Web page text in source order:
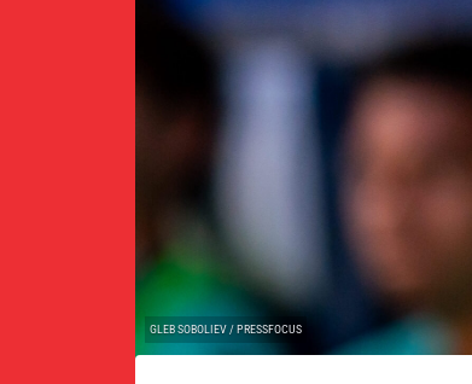
GLEB SOBOLIEV / PRESSFOCUS